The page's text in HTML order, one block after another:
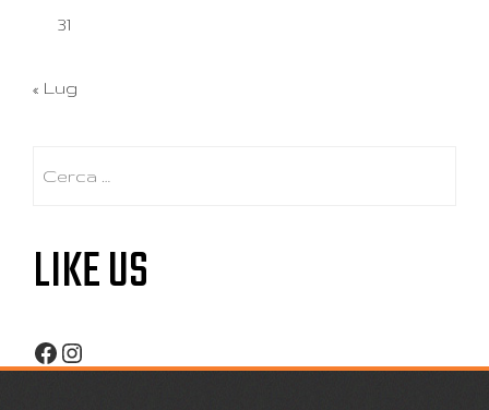
31
« Lug
LIKE US
Facebook
Instagram